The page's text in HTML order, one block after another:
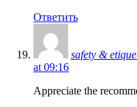
Ответить
safety &
at 09:16
Appreciate the